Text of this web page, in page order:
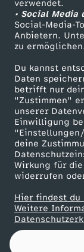
verwendet.
• Social Media
Social-Media-
Anbietern.
zu
Du kannst
Daten
betrifft nur
"Zustimmen"
unserer
Einwilligung
deine
Wirkung für
widerrufen
Hier findest du
Weitere
h
d
e
s
B
u
n
d
ZDF Unternehmen
Karriere
ZDF goes Schule
Werbefernsehen
Mainzelmännchen
Partner